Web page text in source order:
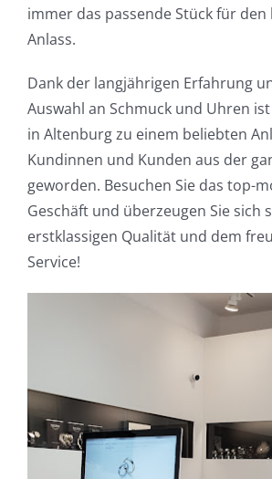
immer das passende Stück für
Anlass.
Dank der langjährigen Erfahrung
Auswahl an Schmuck und Uhren ist
in Altenburg zu einem beliebten
Kundinnen und Kunden aus der
geworden. Besuchen Sie das top-
Geschäft und überzeugen Sie sich
erstklassigen Qualität und dem
Service!